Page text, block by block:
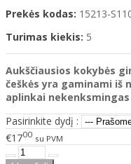
Prekės kodas: 15213-
Turimas kiekis: 5
Aukščiausios kokybės
češkės yra gaminami iš
aplinkai
Pasirinkite dydį :
€1700 su PVM